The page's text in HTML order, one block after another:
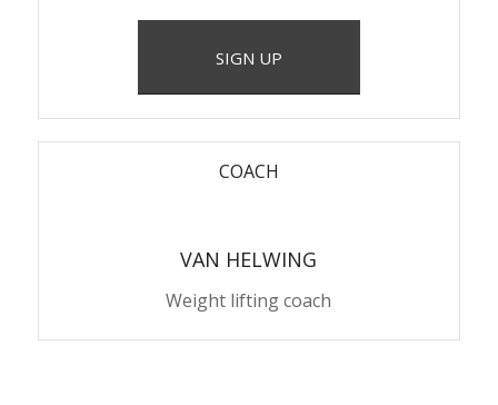
SIGN UP
COACH
VAN HELWING
Weight lifting coach